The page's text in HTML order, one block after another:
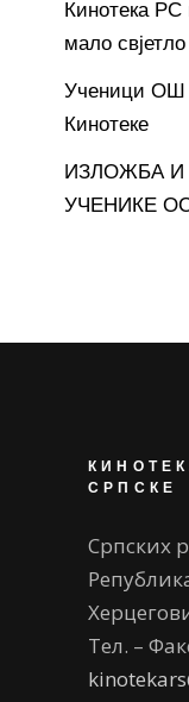
Кинотека
мало
Ученици ОШ
Кинотеке
ИЗЛОЖБА И
УЧЕНИКЕ
СРПСКЕ
Српских
Тел. –